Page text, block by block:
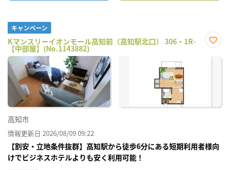
キャンペーン
Kマンスリーイオンモール高知前（高知駅北口） 306・1R-
【中部屋】(No.1143882)
に入
高知市
情報更新日 2026/08/09 09:22
【割安・立地条件抜群】高知駅から徒歩6分にある短期利用者様向
けでビジネスホテルよりも安く利用可能！